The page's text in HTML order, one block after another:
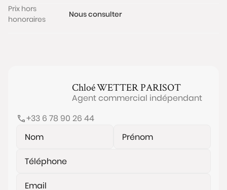
Prix hors
honoraires
Nous consulter
ChloéWETTER PARISOT
Agent commercial indépendant
+33 6 78 90 26 44